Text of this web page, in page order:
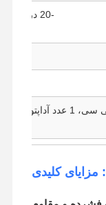
-20 درجه سانتی‌گراد تا 80 درجه سانتی‌گراد